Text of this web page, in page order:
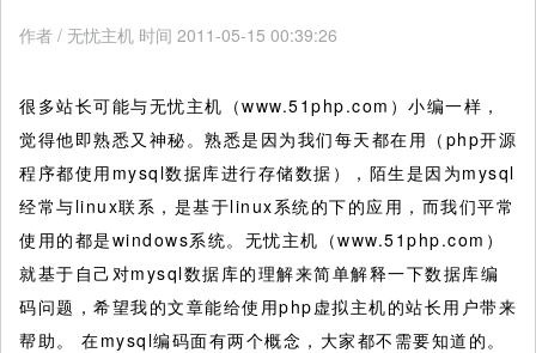
作者 / 无忧主机 时间 2011-05-15 00:39:26
很多站长可能与无忧主机（www.51php.com）小编一样，
觉得他即熟悉又神秘。熟悉是因为我们每天都在用（php开源
程序都使用mysql数据库进行存储数据），陌生是因为mysql
经常与linux联系，是基于linux系统的下的应用，而我们平常
使用的都是windows系统。无忧主机（www.51php.com）
就基于自己对mysql数据库的理解来简单解释一下数据库编
码问题，希望我的文章能给使用php虚拟主机的站长用户带来
帮助。 在mysql编码面有两个概念，大家都不需要知道的。